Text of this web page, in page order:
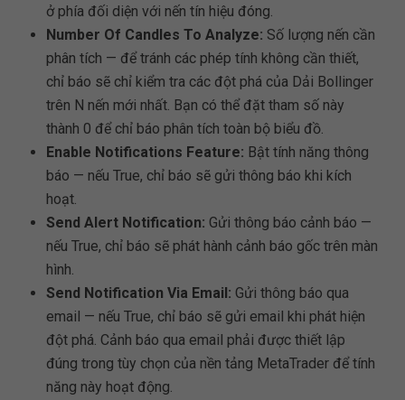
ở phía đối diện với nến tín hiệu đóng.
Number Of Candles To Analyze: Số lượng nến cần
phân tích — để tránh các phép tính không cần thiết,
chỉ báo sẽ chỉ kiểm tra các đột phá của Dải Bollinger
trên N nến mới nhất. Bạn có thể đặt tham số này
thành 0 để chỉ báo phân tích toàn bộ biểu đồ.
Enable Notifications Feature: Bật tính năng thông
báo — nếu True, chỉ báo sẽ gửi thông báo khi kích
hoạt.
Send Alert Notification: Gửi thông báo cảnh báo —
nếu True, chỉ báo sẽ phát hành cảnh báo gốc trên màn
hình.
Send Notification Via Email: Gửi thông báo qua
email — nếu True, chỉ báo sẽ gửi email khi phát hiện
đột phá. Cảnh báo qua email phải được thiết lập
đúng trong tùy chọn của nền tảng MetaTrader để tính
năng này hoạt động.